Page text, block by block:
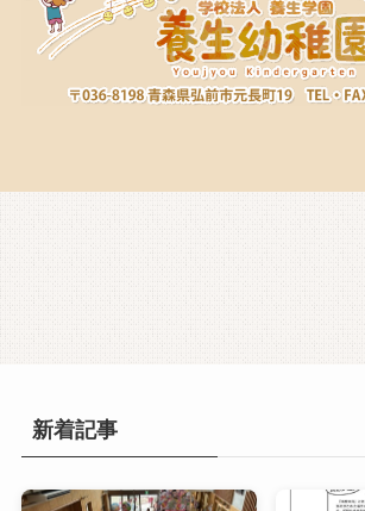
新着記事